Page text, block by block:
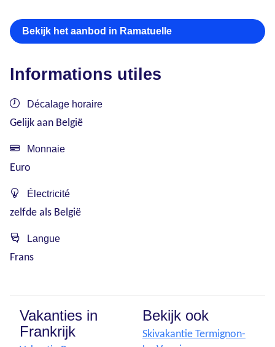
Bekijk het aanbod in Ramatuelle
Informations utiles
Décalage horaire
Gelijk aan België
Monnaie
Euro
Électricité
zelfde als België
Langue
Frans
Vakanties in
Frankrijk
Bekijk ook
Skivakantie Termignon-